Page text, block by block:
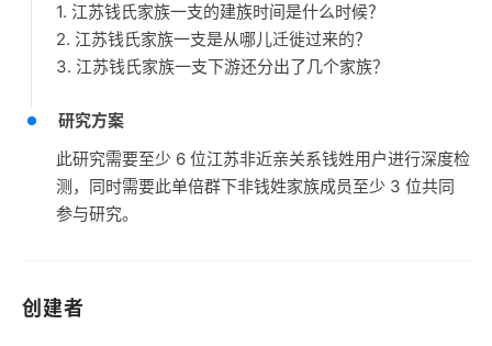
1. 江苏钱氏家族一支的建族时间是什么时候？
2. 江苏钱氏家族一支是从哪儿迁徙过来的？
3. 江苏钱氏家族一支下游还分出了几个家族？
研究方案
此研究需要至少 6 位江苏非近亲关系钱姓用户进行深度检
测，同时需要此单倍群下非钱姓家族成员至少 3 位共同
参与研究。
创建者